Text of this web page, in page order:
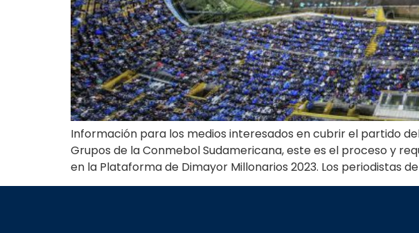
Información para los medios interesados en cubrir el partido
Grupos de la Conmebol Sudamericana, este es el proceso y
en la Plataforma de Dimayor Millonarios 2023. Los periodistas